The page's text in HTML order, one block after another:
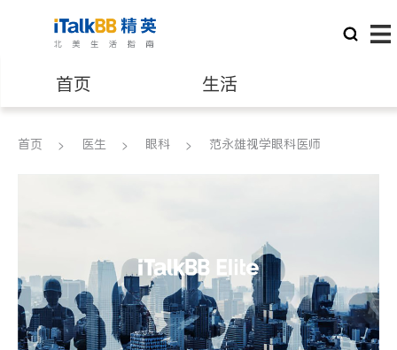
首页 生活
医生 律师
养老 非盈利组织
首页 医生 眼科 范永雄视学眼科医师